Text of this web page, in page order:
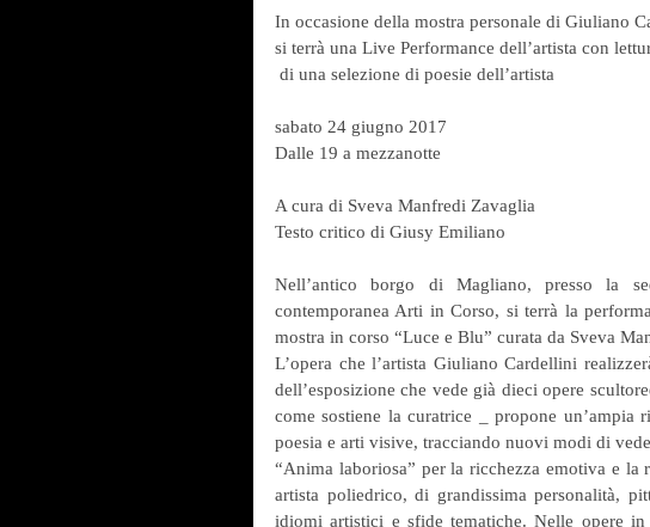
In occasione della mostra personale di Giuliano
si terrà una Live Performance dell’artista con
di una selezione di poesie dell’artista
sabato 24 giugno 2017
Dalle 19 a mezzanotte
A cura di Sveva Manfredi Zavaglia
Testo critico di Giusy Emiliano
Nell’antico borgo di Magliano, presso la
contemporanea Arti in Corso, si terrà la
mostra in corso “Luce e Blu” curata da Sveva
L’opera che l’artista Giuliano Cardellini
dell’esposizione che vede già dieci opere
come sostiene la curatrice _ propone
poesia e arti visive, tracciando nuovi modi di
“Anima laboriosa” per la ricchezza emotiva e
artista poliedrico, di grandissima personalità,
idiomi artistici e sfide tematiche. Nelle opere